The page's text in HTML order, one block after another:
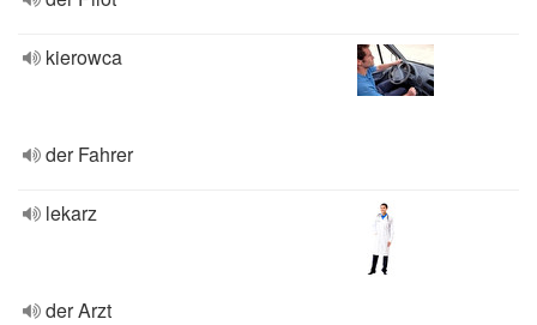
kierowca
der Fahrer
lekarz
der Arzt